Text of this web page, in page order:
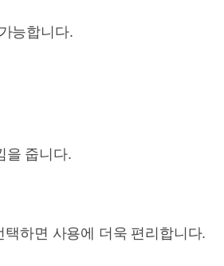
능합니다.
을 줍니다.
하면 사용에 더욱 편리합니다.